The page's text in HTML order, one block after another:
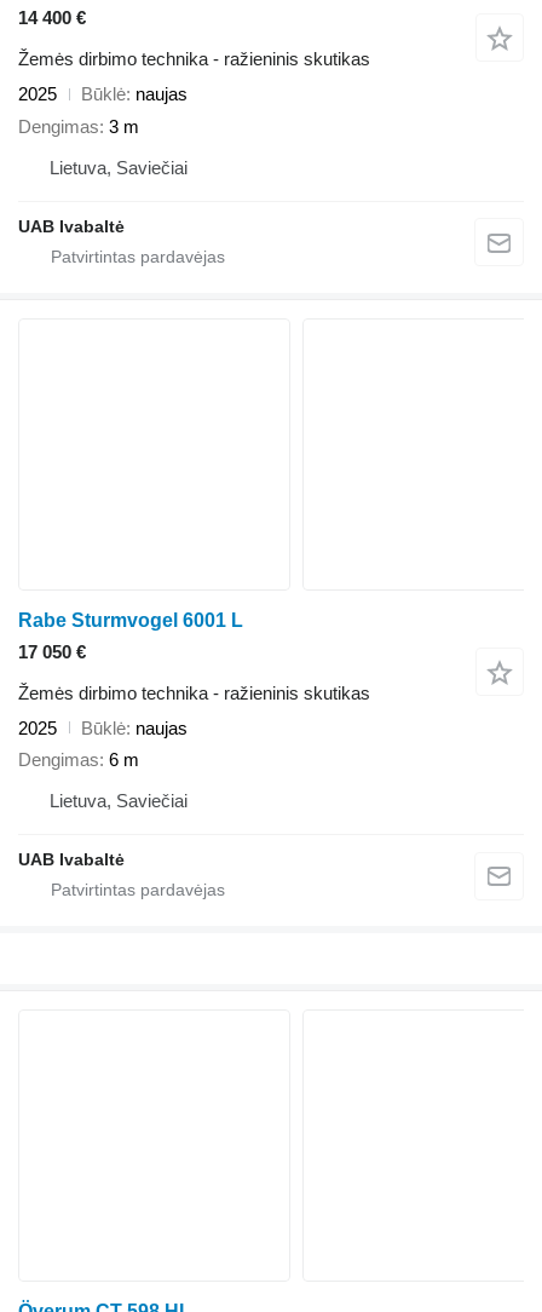
14 400 €
Žemės dirbimo technika - ražieninis skutikas
2025
Būklė naujas
Dengimas 3 m
Lietuva, Saviečiai
UAB Ivabaltė
Rabe Sturmvogel 6001 L
17 050 €
Žemės dirbimo technika - ražieninis skutikas
2025
Būklė naujas
Dengimas 6 m
Lietuva, Saviečiai
UAB Ivabaltė